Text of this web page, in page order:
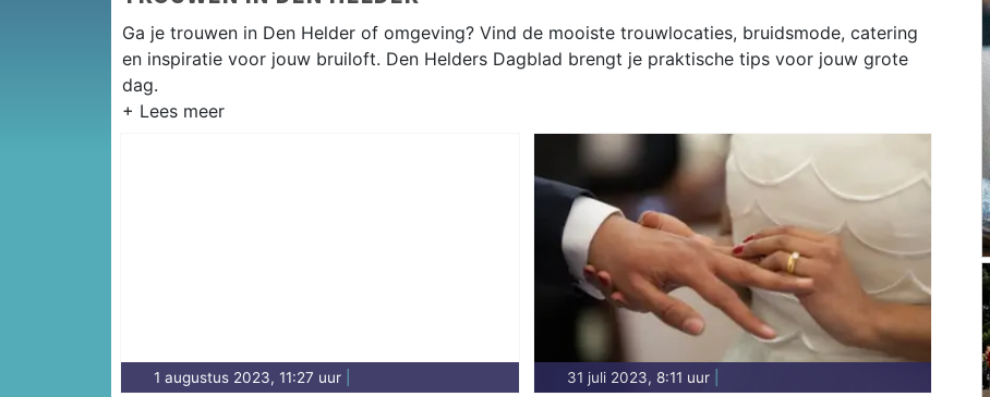
Ga je trouwen in Den Helder of omgeving? Vind de mooiste trouwlocaties, bruidsmode, catering
en inspiratie voor jouw bruiloft. Den Helders Dagblad brengt je praktische tips voor jouw grote
dag.
1 augustus 2023, 11:27 uur 31 juli 2023, 8:11 uur|